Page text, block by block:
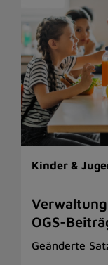
Kinder &
OGS-
Geänderte